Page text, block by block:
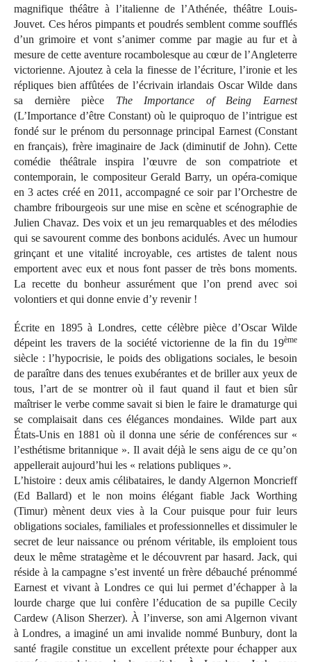
magnifique théâtre à l’italienne de l’Athénée, théâtre Louis-
Jouvet. Ces héros pimpants et poudrés semblent comme soufflés
d’un grimoire et vont s’animer comme par magie au fur et à
mesure de cette aventure rocambolesque au cœur de l’Angleterre
victorienne. Ajoutez à cela la finesse de l’écriture, l’ironie et les
répliques bien affûtées de l’écrivain irlandais Oscar Wilde dans
sa dernière pièce The Importance of Being Earnest
(L’Importance d’être Constant) où le quiproquo de l’intrigue est
fondé sur le prénom du personnage principal Earnest (Constant
en français), frère imaginaire de Jack (diminutif de John). Cette
comédie théâtrale inspira l’œuvre de son compatriote et
contemporain, le compositeur Gerald Barry, un opéra-comique
en 3 actes créé en 2011, accompagné ce soir par l’Orchestre de
chambre fribourgeois sur une mise en scène et scénographie de
Julien Chavaz. Des voix et un jeu remarquables et des mélodies
qui se savourent comme des bonbons acidulés. Avec un humour
grinçant et une vitalité incroyable, ces artistes de talent nous
emportent avec eux et nous font passer de très bons moments.
La recette du bonheur assurément que l’on prend avec soi
volontiers et qui donne envie d’y revenir !
Écrite en 1895 à Londres, cette célèbre pièce d’Oscar Wilde
dépeint les travers de la société victorienne de la fin du 19ème
siècle : l’hypocrisie, le poids des obligations sociales, le besoin
de paraître dans des tenues exubérantes et de briller aux yeux de
tous, l’art de se montrer où il faut quand il faut et bien sûr
maîtriser le verbe comme savait si bien le faire le dramaturge qui
se complaisait dans ces élégances mondaines. Wilde part aux
États-Unis en 1881 où il donna une série de conférences sur «
l’esthétisme britannique ». Il avait déjà le sens aigu de ce qu’on
appellerait aujourd’hui les « relations publiques ».
L’histoire : deux amis célibataires, le dandy Algernon Moncrieff
(Ed Ballard) et le non moins élégant fiable Jack Worthing
(Timur) mènent deux vies à la Cour puisque pour fuir leurs
obligations sociales, familiales et professionnelles et dissimuler le
secret de leur naissance ou prénom véritable, ils emploient tous
deux le même stratagème et le découvrent par hasard. Jack, qui
réside à la campagne s’est inventé un frère débauché prénommé
Earnest et vivant à Londres ce qui lui permet d’échapper à la
lourde charge que lui confère l’éducation de sa pupille Cecily
Cardew (Alison Sherzer). À l’inverse, son ami Algernon vivant
à Londres, a imaginé un ami invalide nommé Bunbury, dont la
santé fragile constitue un excellent prétexte pour échapper aux